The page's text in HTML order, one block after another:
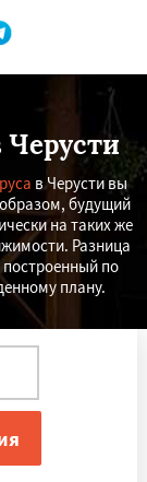
Черусти
в Черусти вы
будущий
на таких же
Разница
по
плану.